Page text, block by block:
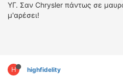
ΥΓ. Σαν Chrysler πάντως σε
μ'αρέσει!
H highfidelity